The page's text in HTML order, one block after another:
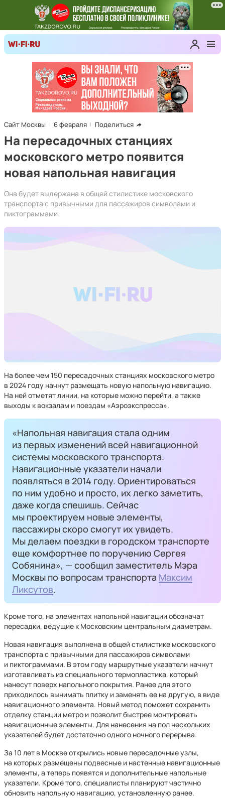
Сайт Москвы 6 февраля Поделиться
На пересадочных станциях
московского метро появится
новая напольная навигация
Она будет выдержана в общей стилистике московского
транспорта с привычными для пассажиров символами и
пиктограммами.
На более чем 150 пересадочных станциях московского метро
в 2024 году начнут размещать новую напольную навигацию.
На ней отметят линии, на которые можно перейти, а также
выходы к вокзалам и поездам «Аэроэкспресса».
«Напольная навигация стала одним
из первых изменений всей навигационной
системы московского транспорта.
Навигационные указатели начали
появляться в 2014 году. Ориентироваться
по ним удобно и просто, их легко заметить,
даже когда спешишь. Сейчас
мы проектируем новые элементы,
пассажиры скоро смогут их увидеть.
Мы делаем поездки в городском транспорте
еще комфортнее по поручению Сергея
Собянина», — сообщил заместитель Мэра
Москвы по вопросам транспорта Максим
Ликсутов.
Кроме того, на элементах напольной навигации обозначат
пересадки, ведущие к Московским центральным диаметрам.
Новая навигация выполнена в общей стилистике московского
транспорта с привычными для пассажиров символами
и пиктограммами. В этом году маршрутные указатели начнут
изготавливать из специального термопластика, который
нанесут поверх напольного покрытия. Ранее для этого
приходилось вынимать плитку и заменять ее на другую, в виде
навигационного элемента. Новый метод поможет сохранить
отделку станции метро и позволит быстрее монтировать
навигационные элементы. Для нанесения на пол нескольких
указателей будет достаточно одного ночного перерыва.
За 10 лет в Москве открылись новые пересадочные узлы,
на которых размещены подвесные и настенные навигационные
элементы, а теперь появятся и дополнительные напольные
указатели. Кроме того, специалисты планируют частично
обновить напольную навигацию, установленную ранее.